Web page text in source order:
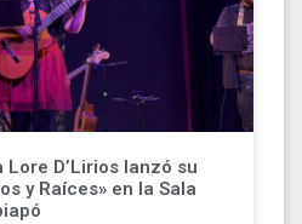
D’Lirios lanzó su
y Raíces» en la Sala